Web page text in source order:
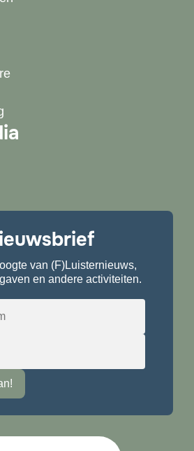
van (F)Luisternieuws,
en andere activiteiten.